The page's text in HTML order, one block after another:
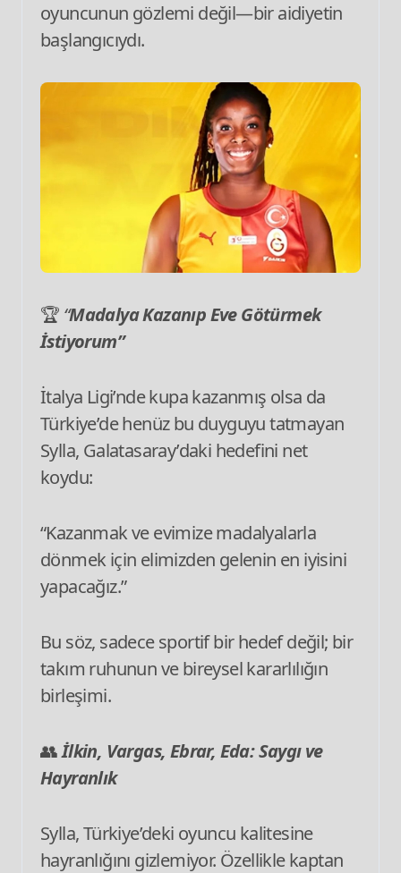
oyuncunun gözlemi değil—bir aidiyetin
başlangıcıydı.
🏆 “Madalya Kazanıp Eve Götürmek
İstiyorum”
İtalya Ligi’nde kupa kazanmış olsa da
Türkiye’de henüz bu duyguyu tatmayan
Sylla, Galatasaray’daki hedefini net
koydu:
“Kazanmak ve evimize madalyalarla
dönmek için elimizden gelenin en iyisini
yapacağız.”
Bu söz, sadece sportif bir hedef değil; bir
takım ruhunun ve bireysel kararlılığın
birleşimi.
👥İlkin, Vargas, Ebrar, Eda: Saygı ve
Hayranlık
Sylla, Türkiye’deki oyuncu kalitesine
hayranlığını gizlemiyor. Özellikle kaptan